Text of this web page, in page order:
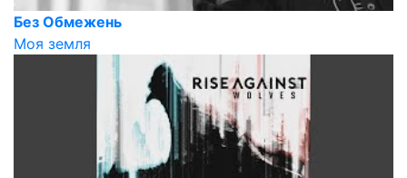
Без Обмежень
Моя земля